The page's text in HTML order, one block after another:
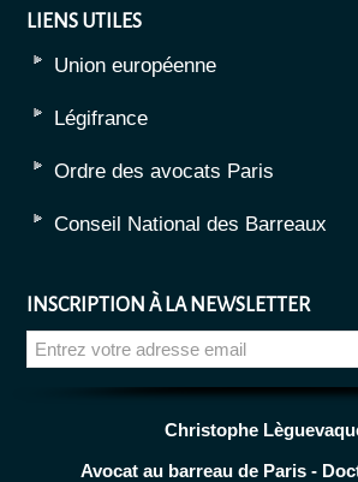
LIENS UTILES
Union européenne
Légifrance
Ordre des avocats Paris
Conseil National des Barreaux
INSCRIPTION À LA NEWSLETTER
Christophe
Avocat au barreau de Paris -